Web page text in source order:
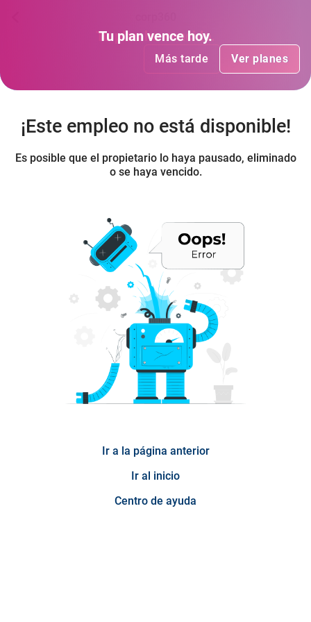
Tu plan ha vencido.
Más tarde Ver planes
Tu plan vence hoy.
Más tarde Ver planes
¡Este empleo no está disponible!
Es posible que el propietario lo haya pausado, eliminado
o se haya vencido.
Ir a la página anterior
Ir al inicio
Centro de ayuda